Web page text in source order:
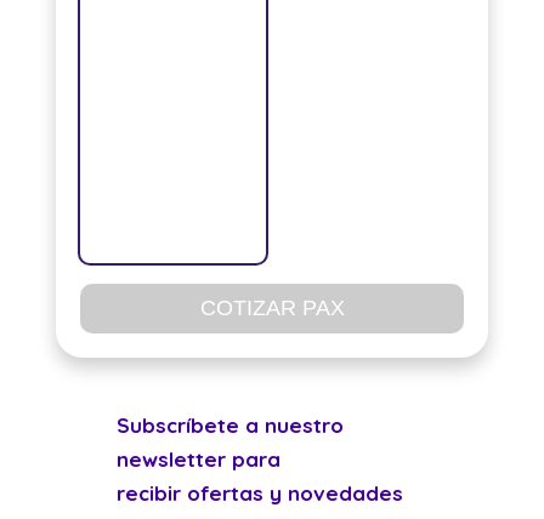
COTIZAR PAX
Subscríbete a nuestro
newsletter para
recibir ofertas y novedades